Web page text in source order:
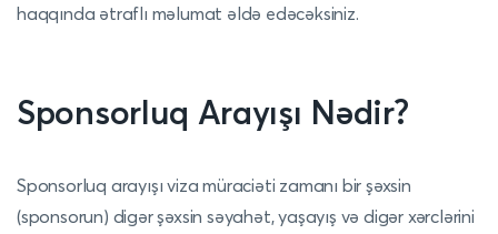
haqqında ətraflı məlumat əldə edəcəksiniz.
Sponsorluq Arayışı Nədir?
Sponsorluq arayışı viza müraciəti zamanı bir şəxsin
(sponsorun) digər şəxsin səyahət, yaşayış və digər xərclərini